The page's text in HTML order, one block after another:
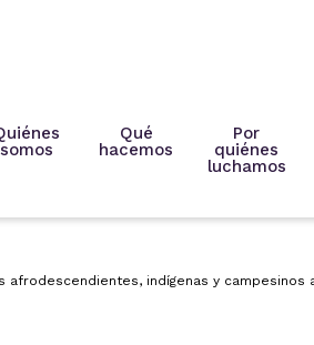
somos
Qué
hacemos
Por
quiénes
luchamos
indígenas y